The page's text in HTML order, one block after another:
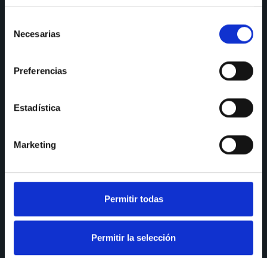
Necesarias
Preferencias
Estadística
Marketing
Permitir todas
Permitir la selección
Sábados de:
SÍGUENOS
Instagram